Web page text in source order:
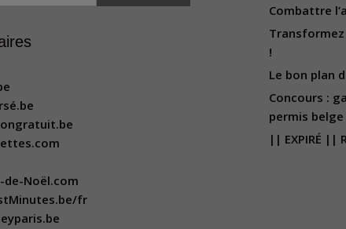
de-Noël.com
fr
Combattre
Transformez
!
Le bon plan
Concours :
permis belge
|| EXPIRÉ ||